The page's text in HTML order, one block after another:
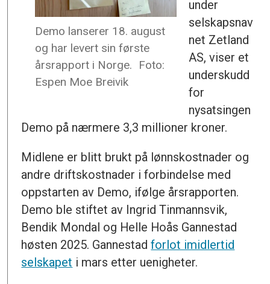
Demo lanserer 18. august
og har levert sin første
årsrapport i Norge.
Foto:
Espen Moe Breivik
under
selskapsnav
net Zetland
AS, viser et
underskudd
for
nysatsingen
Demo på nærmere 3,3 millioner kroner.
Midlene er blitt brukt på lønnskostnader og
andre driftskostnader i forbindelse med
oppstarten av Demo, ifølge årsrapporten.
Demo ble stiftet av Ingrid Tinmannsvik,
Bendik Mondal og Helle Hoås Gannestad
høsten 2025. Gannestadforlot imidlertid
selskapet i mars etter uenigheter.